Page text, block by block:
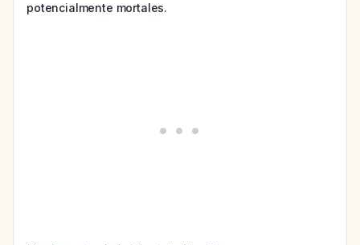
potencialmente mortales.